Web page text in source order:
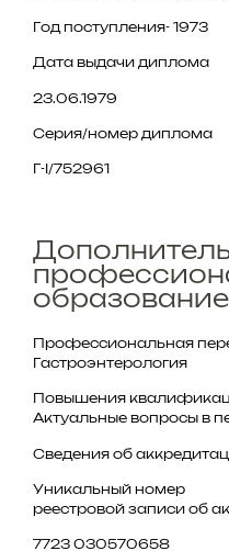
Год поступления- 1973
Дата выдачи диплома
23.06.1979
Серия/номер диплома
Г-I/752961
образование
Профессиональная
Гастроэнтерология
Повышения
Актуальные вопросы в
Cведения об
Уникальный номер
реестровой записи об
7723 030570658